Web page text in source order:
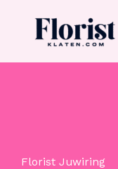
content
Florist Juwiring